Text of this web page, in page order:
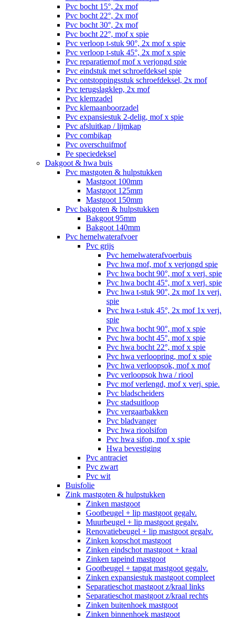
Pvc bocht 15°, 2x mof
Pvc bocht 22°, 2x mof
Pvc bocht 30°, 2x mof
Pvc bocht 22°, mof x spie
Pvc verloop t-stuk 90°, 2x mof x spie
Pvc verloop t-stuk 45°, 2x mof x spie
Pvc reparatiemof mof x verjongd spie
Pvc eindstuk met schroefdeksel spie
Pvc ontstoppingsstuk schroefdeksel, 2x mof
Pvc terugslagklep, 2x mof
Pvc klemzadel
Pvc klemaanboorzadel
Pvc expansiestuk 2-delig, mof x spie
Pvc afsluitkap / lijmkap
Pvc combikap
Pvc overschuifmof
Pe speciedeksel
Dakgoot & hwa buis
Pvc mastgoten & hulpstukken
Mastgoot 100mm
Mastgoot 125mm
Mastgoot 150mm
Pvc bakgoten & hulpstukken
Bakgoot 95mm
Bakgoot 140mm
Pvc hemelwaterafvoer
Pvc grijs
Pvc hemelwaterafvoerbuis
Pvc hwa mof, mof x verjongd spie
Pvc hwa bocht 90°, mof x verj. spie
Pvc hwa bocht 45°, mof x verj. spie
Pvc hwa t-stuk 90°, 2x mof 1x verj.
spie
Pvc hwa t-stuk 45°, 2x mof 1x verj.
spie
Pvc hwa bocht 90°, mof x spie
Pvc hwa bocht 45°, mof x spie
Pvc hwa bocht 22°, mof x spie
Pvc hwa verloopring, mof x spie
Pvc hwa verloopsok, mof x mof
Pvc verloopsok hwa / riool
Pvc mof verlengd, mof x verj. spie.
Pvc bladscheiders
Pvc stadsuitloop
Pvc vergaarbakken
Pvc bladvanger
Pvc hwa rioolsifon
Pvc hwa sifon, mof x spie
Hwa bevestiging
Pvc antraciet
Pvc zwart
Pvc wit
Buisfolie
Zink mastgoten & hulpstukken
Zinken mastgoot
Gootbeugel + lip mastgoot gegalv.
Muurbeugel + lip mastgoot gegalv.
Renovatiebeugel + lip mastgoot gegalv.
Zinken kopschot mastgoot
Zinken eindschot mastgoot + kraal
Zinken tapeind mastgoot
Gootbeugel + tapgat mastgoot gegalv.
Zinken expansiestuk mastgoot compleet
Separatieschot mastgoot z/kraal links
Separatieschot mastgoot z/kraal rechts
Zinken buitenhoek mastgoot
Zinken binnenhoek mastgoot